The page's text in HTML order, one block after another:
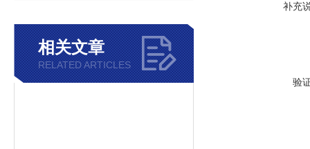
相关文章
RELATED ARTICLES
补充
验